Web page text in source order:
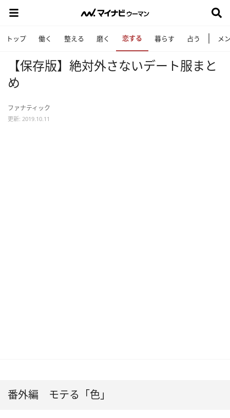
トップ 働く 整える 磨く 恋する 暮らす 占う メ
【保存版】絶対外さないデート服まと
め
ファナティック
更新: 2019.10.11
番外編 モテる「色」